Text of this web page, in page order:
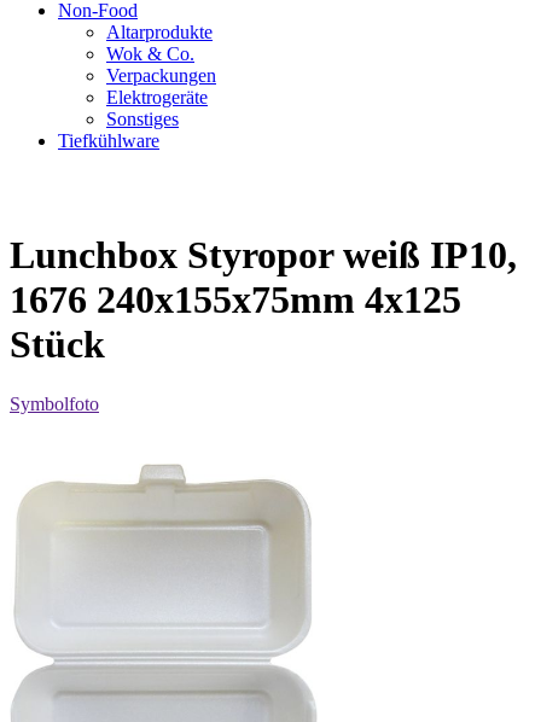
Non-Food
Altarprodukte
Wok & Co.
Verpackungen
Elektrogeräte
Sonstiges
Tiefkühlware
Lunchbox Styropor weiß IP10,
1676 240x155x75mm 4x125
Stück
Symbolfoto